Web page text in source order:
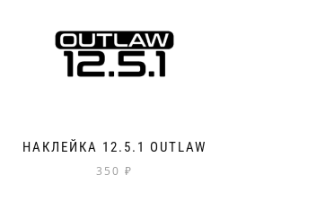
НАКЛЕЙКА 12.5.1 OUTLAW
350 ₽